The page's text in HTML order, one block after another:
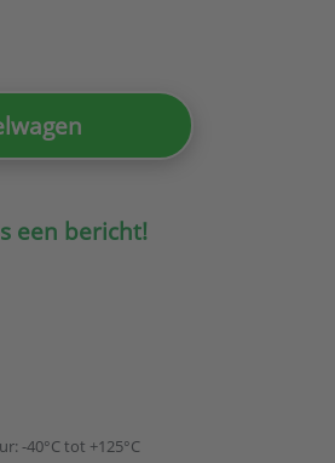
een bericht!
-40°C tot +125°C